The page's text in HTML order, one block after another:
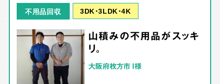
不用品回収 3DK･3LDK･4K
山積みの不用品がスッキ
リ。
大阪府枚方市 I様